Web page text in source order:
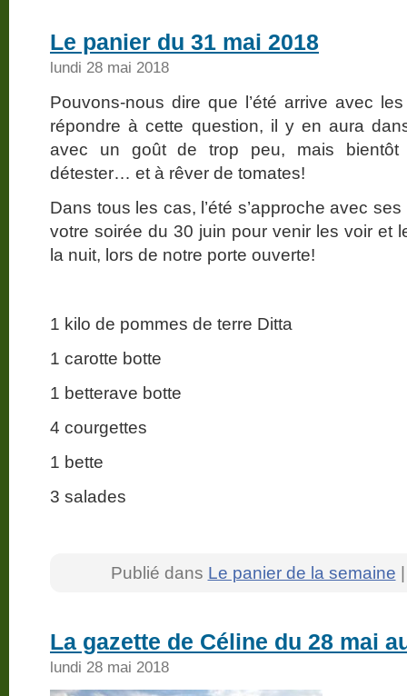
Le panier du 31 mai 2018
lundi 28 mai 2018
Pouvons-nous dire que l’été arrive avec
répondre à cette question, il y en aura
avec un goût de trop peu, mais bientôt
détester… et à rêver de tomates!
Dans tous les cas, l’été s’approche avec
votre soirée du 30 juin pour venir les voir et
la nuit, lors de notre porte ouverte!
1 kilo de pommes de terre Ditta
1 carotte botte
1 betterave botte
4 courgettes
1 bette
3 salades
Publié dans Le panier de la semaine
La gazette de Céline du 28 mai
lundi 28 mai 2018